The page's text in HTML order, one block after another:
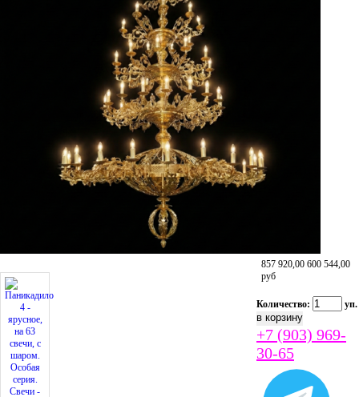
857 920,00 600 544,00
руб
Количество: уп.
+7 (903) 969-
30-65